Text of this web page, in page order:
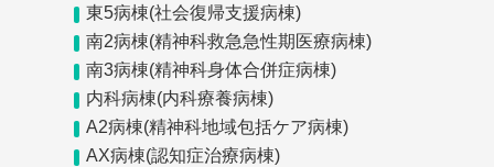
東5病棟(社会復帰支援病棟)
南2病棟(精神科救急急性期医療病棟)
南3病棟(精神科身体合併症病棟)
内科病棟(内科療養病棟)
A2病棟(精神科地域包括ケア病棟)
AX病棟(認知症治療病棟)